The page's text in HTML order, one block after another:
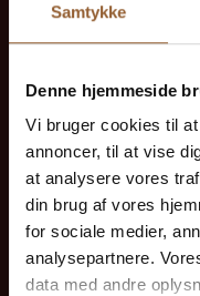
Samtykke
Denne hjemmeside
Vi bruger cookies til
annoncer, til at vise
at analysere vores
din brug af vores
for sociale medier,
analysepartnere.
data med andre
Platin
699 KR
12 måneders
museer
1 person + 1